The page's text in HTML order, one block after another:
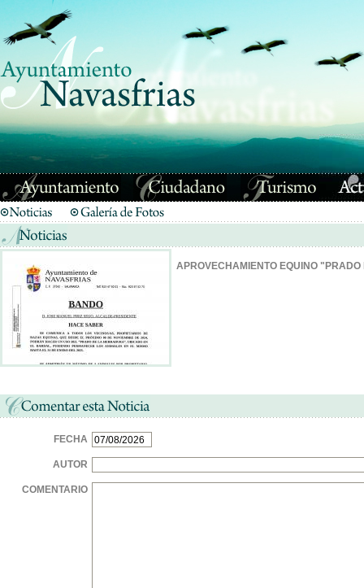
APROVECHAMIENTO EQUINO
FECHA
AUTOR
COMENTARIO